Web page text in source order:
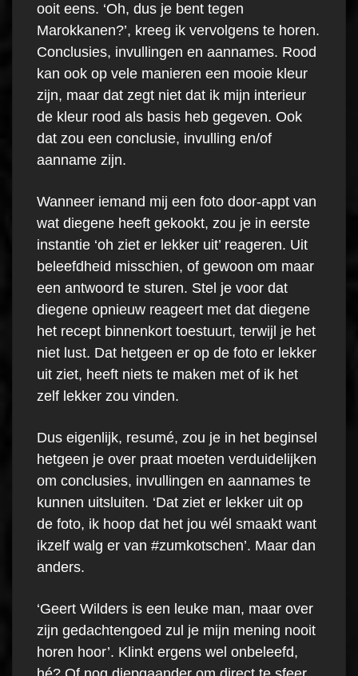
ooit eens. ‘Oh, dus je bent tegen
Marokkanen?’, kreeg ik vervolgens te horen.
Conclusies, invullingen en aannames. Rood
kan ook op vele manieren een mooie kleur
zijn, maar dat zegt niet dat ik mijn interieur
de kleur rood als basis heb gegeven. Ook
dat zou een conclusie, invulling en/of
aanname zijn.
Wanneer iemand mij een foto door-appt van
wat diegene heeft gekookt, zou je in eerste
instantie ‘oh ziet er lekker uit’ reageren. Uit
beleefdheid misschien, of gewoon om maar
een antwoord te sturen. Stel je voor dat
diegene opnieuw reageert met dat diegene
het recept binnenkort toestuurt, terwijl je het
niet lust. Dat hetgeen er op de foto er lekker
uit ziet, heeft niets te maken met of ik het
zelf lekker zou vinden.
Dus eigenlijk, resumé, zou je in het beginsel
hetgeen je over praat moeten verduidelijken
om conclusies, invullingen en aannames te
kunnen uitsluiten. ‘Dat ziet er lekker uit op
de foto, ik hoop dat het jou wél smaakt want
ikzelf walg er van #zumkotschen’. Maar dan
anders.
‘Geert Wilders is een leuke man, maar over
zijn gedachtengoed zul je mijn mening nooit
horen hoor’. Klinkt ergens wel onbeleefd,